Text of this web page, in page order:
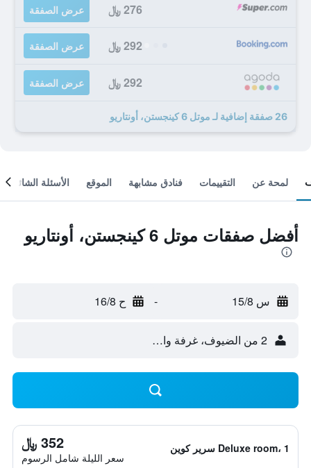
276 ﷼ عرض الصفقة
292 ﷼ عرض الصفقة
292 ﷼ عرض الصفقة
26 صفقة إضافية لـ موتل 6 كينجستن، أونتاريو
لمحة عن التقييمات فنادق مشابهة الموقع الأسئلة الشائعة
أفضل صفقات موتل 6 كينجستن، أونتاريو
س 15/8 - ح 16/8
2 من الضيوف، غرفة واحدة
Deluxe room، 1 سرير كوين 352 ﷼
سعر الليلة شامل الرسوم